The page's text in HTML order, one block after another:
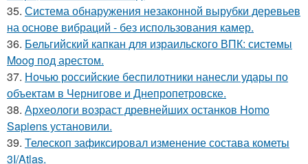
35. Система обнаружения незаконной вырубки деревьев
на основе вибраций - без использования камер.
36. Бельгийский капкан для израильского ВПК: системы
Moog под арестом.
37. Ночью российские беспилотники нанесли удары по
объектам в Чернигове и Днепропетровске.
38. Археологи возраст древнейших останков Homo
Sapiens установили.
39. Телескоп зафиксировал изменение состава кометы
3I/Atlas.